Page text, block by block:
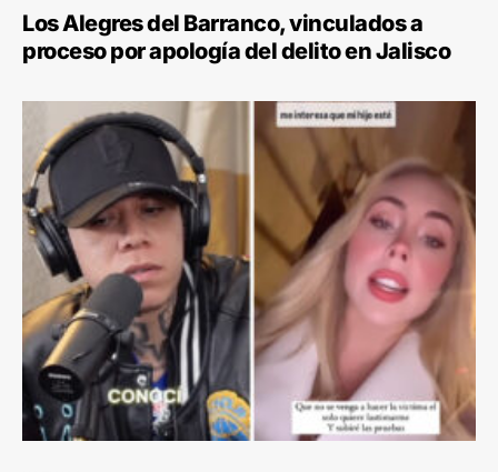
Los Alegres del Barranco, vinculados a
proceso por apología del delito en Jalisco